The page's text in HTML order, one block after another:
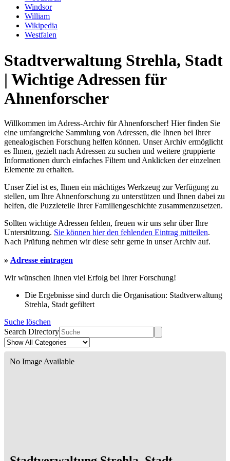
Windsor
William
Wikipedia
Westfalen
Stadtverwaltung Strehla, Stadt
| Wichtige Adressen für
Ahnenforscher
Willkommen im Adress-Archiv für Ahnenforscher! Hier finden Sie
eine umfangreiche Sammlung von Adressen, die Ihnen bei Ihrer
genealogischen Forschung helfen können. Unser Archiv ermöglicht
es Ihnen, gezielt nach Adressen zu suchen und weitere gruppierte
Informationen durch einfaches Filtern und Anklicken der einzelnen
Elemente zu erhalten.
Unser Ziel ist es, Ihnen ein mächtiges Werkzeug zur Verfügung zu
stellen, um Ihre Ahnenforschung zu unterstützen und Ihnen dabei zu
helfen, die Puzzleteile Ihrer Familiengeschichte zusammenzusetzen.
Sollten wichtige Adressen fehlen, freuen wir uns sehr über Ihre
Unterstützung. Sie können hier den fehlenden Eintrag mitteilen.
Nach Prüfung nehmen wir diese sehr gerne in unser Archiv auf.
» Adresse eintragen
Wir wünschen Ihnen viel Erfolg bei Ihrer Forschung!
Die Ergebnisse sind durch die Organisation: Stadtverwaltung
Strehla, Stadt gefiltert
Suche löschen
Search Directory
No Image Available